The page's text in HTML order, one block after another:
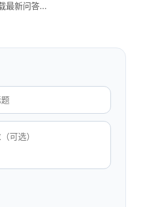
最新问答...